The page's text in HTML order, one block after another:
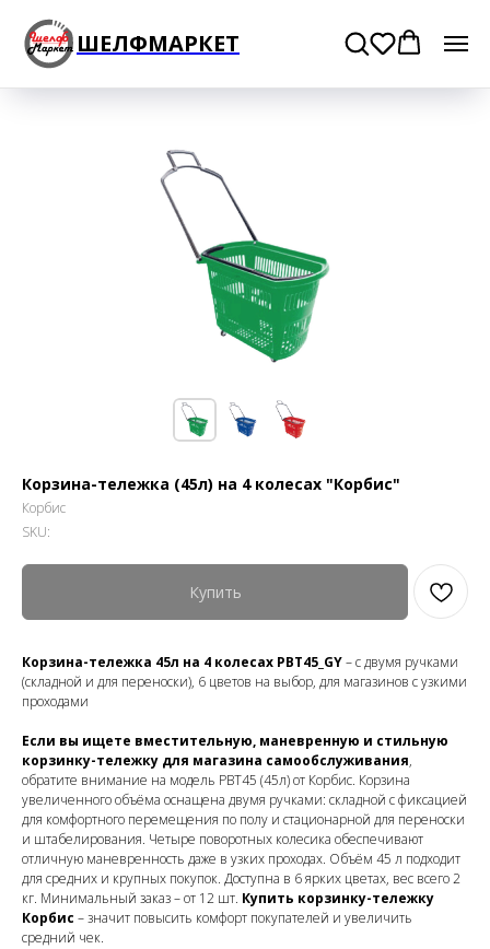
ШЕЛФМАРКЕТ
Корзина-тележка (45л) на 4 колесах "Корбис"
Корбис
SKU:
Купить
Корзина-тележка 45л на 4 колесах PBT45_GY– с двумя ручками
(складной и для переноски), 6 цветов на выбор, для магазинов с узкими
проходами
Если вы ищете вместительную, маневренную и стильную
корзинку-тележку для магазина самообслуживания,
обратите внимание на модель PBT45 (45л) от Корбис. Корзина
увеличенного объёма оснащена двумя ручками: складной с фиксацией
для комфортного перемещения по полу и стационарной для переноски
и штабелирования. Четыре поворотных колесика обеспечивают
отличную маневренность даже в узких проходах. Объём 45 л подходит
для средних и крупных покупок. Доступна в 6 ярких цветах, вес всего 2
кг. Минимальный заказ – от 12 шт. Купить корзинку-тележку
Корбис – значит повысить комфорт покупателей и увеличить
средний чек.